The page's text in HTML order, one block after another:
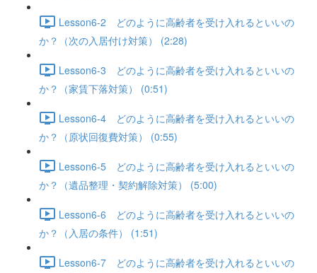
Lesson6-2 どのように高齢者を受け入れるといいの
か？（次の入居付け対策） (2:28)
Lesson6-3 どのように高齢者を受け入れるといいの
か？（家賃下落対策） (0:51)
Lesson6-4 どのように高齢者を受け入れるといいの
か？（原状回復費対策） (0:55)
Lesson6-5 どのように高齢者を受け入れるといいの
か？（遺品整理・契約解除対策） (5:00)
Lesson6-6 どのように高齢者を受け入れるといいの
か？（入居の条件） (1:51)
Lesson6-7 どのように高齢者を受け入れるといいの